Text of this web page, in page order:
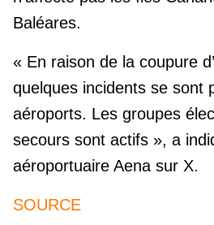
Baléares.
« En raison de la coupure
quelques incidents se sont
aéroports. Les groupes
secours sont actifs », a
aéroportuaire Aena sur X.
SOURCE